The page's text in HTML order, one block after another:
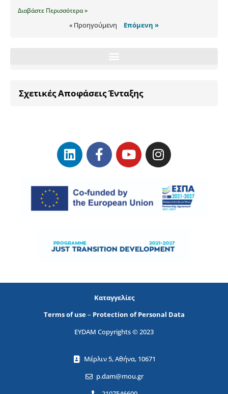
Διαβάστε Περισσότερα »
« Προηγούμενη Επόμενη »
Σχετικές Αποφάσεις Ένταξης
Καταγγελίες
Terms of use– Protection of Personal Data
EYDAM Copyrights © 2023
Μέρλιν 5, Αθήνα, 10671
p.dam@mou.gr